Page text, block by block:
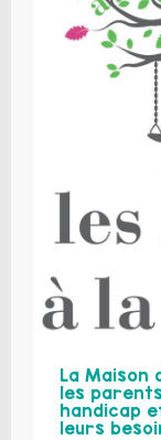
La Maison
les
handicap
leurs